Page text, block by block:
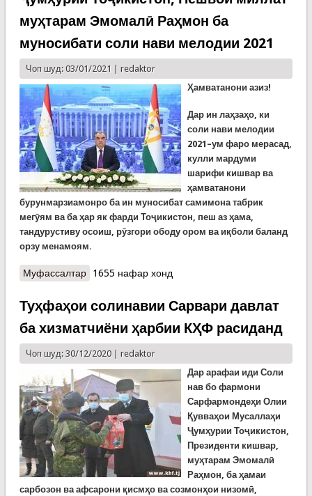
муҳтарам Эмомалӣ Раҳмон ба
муносибати соли нави мелодии 2021
Чоп шуд: 03/01/2021 | redaktor
Ҳамватанони азиз!
Дар ин лаҳзаҳо, ки
соли нави мелодии
2021–ум фаро мерасад,
кулли мардуми
шарифи кишвар ва
ҳамватанони
бурунмарзиамонро ба ин муносибат самимона табрик
мегӯям ва ба ҳар як фарди Тоҷикистон, пеш аз ҳама,
тандурустиву осоиш, рӯзгори ободу ором ва иқболи баланд
орзу менамоям.
Муфассалтаро Паёми шодбошии Президенти Ҷумҳурии
Раҳмон ба муносибати соли нави мелодии 2021
1655 нафар хонд
Туҳфаҳои солинавии Сарвари давлат
ба хизматчиёни ҳарбии КҲФ расиданд
Чоп шуд: 30/12/2020 | redaktor
Дар арафаи иди Соли
нав бо фармони
Сарфармондеҳи Олии
Қувваҳои Мусаллаҳи
Ҷумҳурии Тоҷикистон,
Президенти кишвар,
муҳтарам Эмомалӣ
Раҳмон, ба ҳамаи
сарбозон ва афсарони қисмҳо ва созмонҳои низомӣ,